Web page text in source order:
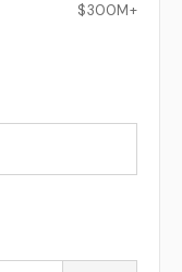
$300M+